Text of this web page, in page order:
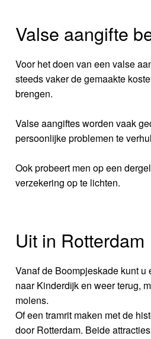
Valse aangifte
Voor het doen van een valse
steeds vaker de gemaakte
brengen.
Valse aangiftes worden vaak
persoonlijke problemen te
Ook probeert men op een
verzekering op te lichten.
Uit in Rotterdam
Vanaf de Boompjeskade kunt u
naar Kinderdijk en weer terug,
molens.
Of een tramrit maken met de
door Rotterdam. Beide